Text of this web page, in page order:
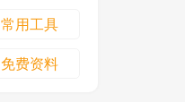
常用工具
免费资料